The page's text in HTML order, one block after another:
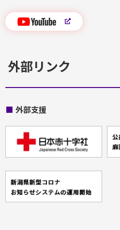
外部リンク
■ 外部支援